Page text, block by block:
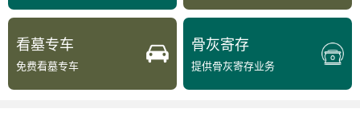
看墓专车
免费看墓专车
骨灰寄存
提供骨灰寄存业务